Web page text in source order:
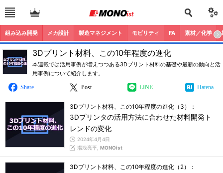
組み込み開発 メカ設計 製造マネジメント モビリティ FA 素材／化学
3Dプリント材料、この10年程度の進化
本連載では活用事例が増えつつある3Dプリント材料の基礎や最新の動向と活
用事例について紹介します。
Share
Post LINE Hatena
3Dプリント材料、この10年程度の進化（3）：
3Dプリンタの活用方法に合わせた材料開発ト
レンドの変化
2024年4月4日
湯浅亮平, MONOist
3Dプリント材料、この10年程度の進化（2）：